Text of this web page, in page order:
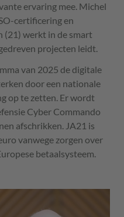
ervaring mee. Michel
certificering en
(21) werkt in de smart
projecten leidt.
van 2025 de digitale
door een nationale
op te zetten. Er wordt
Cyber Commando
afschrikken. JA21 is
vanwege zorgen over
betaalsysteem.